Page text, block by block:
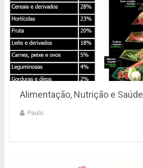
Alimentação, Nutrição e Saúde
Paulo